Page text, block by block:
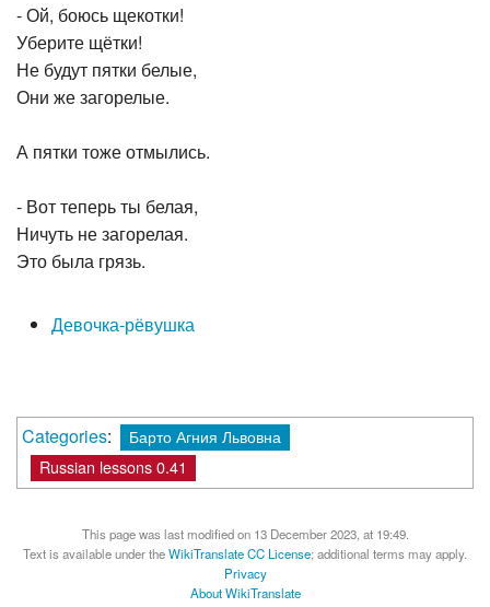
- Ой, боюсь щекотки!
Уберите щётки!
Не будут пятки белые,
Они же загорелые.
А пятки тоже отмылись.
- Вот теперь ты белая,
Ничуть не загорелая.
Это была грязь.
Девочка-рёвушка
Categories:
Барто Агния Львовна
Russian lessons 0.41
This page was last modified on 13 December 2023, at 19:49.
Text is available under theWikiTranslate CC License; additional terms may apply.
Privacy
About WikiTranslate